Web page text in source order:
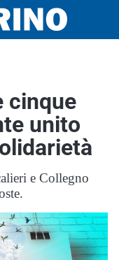
cinque
unito
e Collegno